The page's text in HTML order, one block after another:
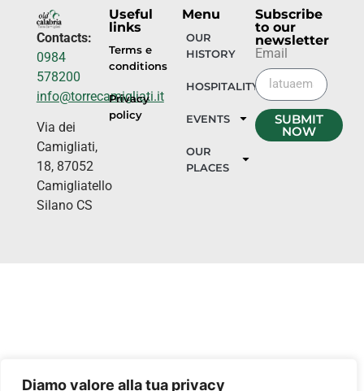
Diamo valore alla tua privacy
Contacts:
0984
578200
info@torrecamigliati.it
Via dei
Camigliati,
18, 87052
Camigliatello
Silano CS
Useful
links
Terms e
conditions
Privacy
policy
Menu
OUR
HISTORY
HOSPITALITY
EVENTS
OUR
PLACES
Subscribe
to our
newsletter
Email
SUBMIT
NOW